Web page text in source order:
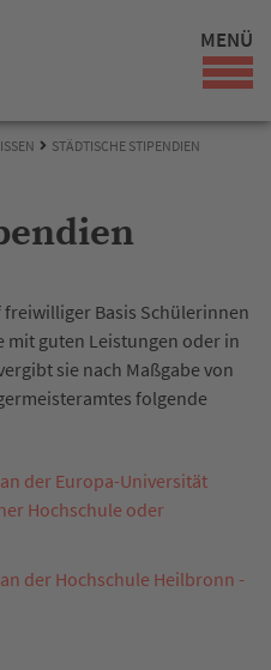
MENÜ
STÄDTISCHE STIPENDIEN
Basis Schülerinnen
mit guten Leistungen oder in
sie nach Maßgabe von
folgende
der Europa-Universität
Hochschule oder
der Hochschule Heilbronn -